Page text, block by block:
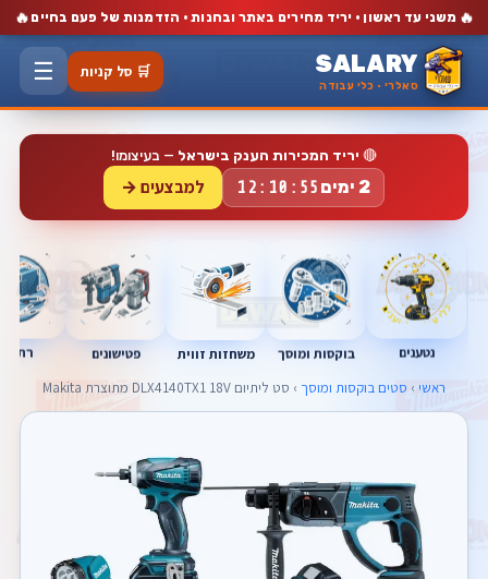
🔥 משני עד ראשון · יריד מחירים באתר ובחנות · הזדמנות של פעם בחיים 🔥
SALARY
סאלרי · כלי עבודה
🛒 סל קניות ☰
🔴 יריד המכירות הענק בישראל — בעיצומו!
2 ימים 12:10:54 למבצעים →
נטענים בוקסות ומוסך משחזות זווית פטישונים
ראשי › סטים בוקסות ומוסך › סט ליתיום DLX4140TX1 18V מתוצרת Makita